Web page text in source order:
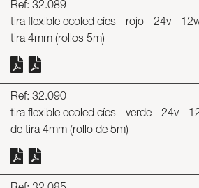
Ref: 32.089
tira flexible ecoled cíes - rojo - 24v -
tira 4mm (rollos 5m)
Ref: 32.090
tira flexible ecoled cíes - verde - 24v -
de tira 4mm (rollo de 5m)